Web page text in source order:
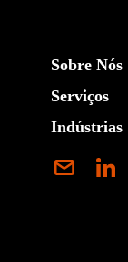
Sobre Nós
Serviços
Indústrias